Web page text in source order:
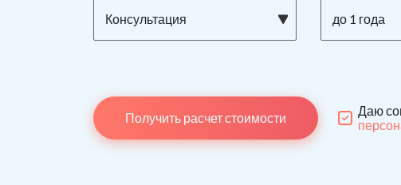
Консультация до 1 года
Получить расчет стоимости
Даю